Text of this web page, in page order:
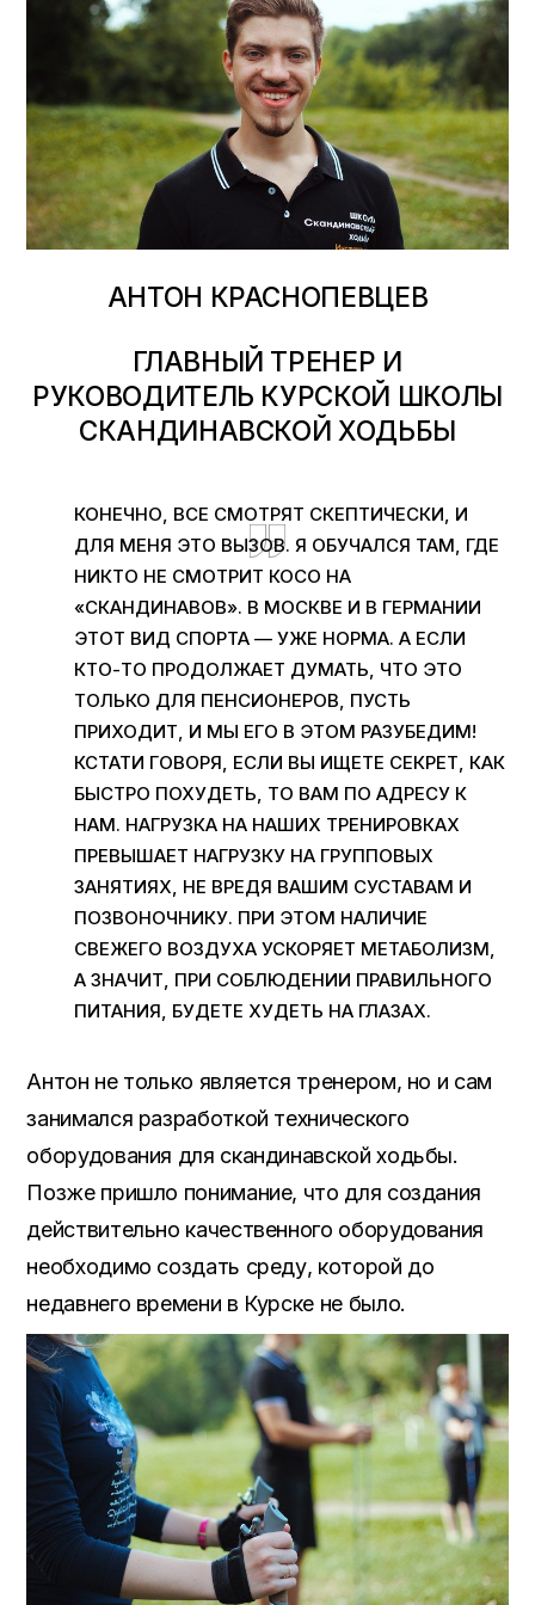
АНТОН КРАСНОПЕВЦЕВ
ГЛАВНЫЙ ТРЕНЕР И
РУКОВОДИТЕЛЬ КУРСКОЙ ШКОЛЫ
СКАНДИНАВСКОЙ ХОДЬБЫ
КОНЕЧНО, ВСЕ СМОТРЯТ СКЕПТИЧЕСКИ, И
ДЛЯ МЕНЯ ЭТО ВЫЗОВ. Я ОБУЧАЛСЯ ТАМ, ГДЕ
НИКТО НЕ СМОТРИТ КОСО НА
«СКАНДИНАВОВ». В МОСКВЕ И В ГЕРМАНИИ
ЭТОТ ВИД СПОРТА — УЖЕ НОРМА. А ЕСЛИ
КТО-ТО ПРОДОЛЖАЕТ ДУМАТЬ, ЧТО ЭТО
ТОЛЬКО ДЛЯ ПЕНСИОНЕРОВ, ПУСТЬ
ПРИХОДИТ, И МЫ ЕГО В ЭТОМ РАЗУБЕДИМ!
КСТАТИ ГОВОРЯ, ЕСЛИ ВЫ ИЩЕТЕ СЕКРЕТ, КАК
БЫСТРО ПОХУДЕТЬ, ТО ВАМ ПО АДРЕСУ К
НАМ. НАГРУЗКА НА НАШИХ ТРЕНИРОВКАХ
ПРЕВЫШАЕТ НАГРУЗКУ НА ГРУППОВЫХ
ЗАНЯТИЯХ, НЕ ВРЕДЯ ВАШИМ СУСТАВАМ И
ПОЗВОНОЧНИКУ. ПРИ ЭТОМ НАЛИЧИЕ
СВЕЖЕГО ВОЗДУХА УСКОРЯЕТ МЕТАБОЛИЗМ,
А ЗНАЧИТ, ПРИ СОБЛЮДЕНИИ ПРАВИЛЬНОГО
ПИТАНИЯ, БУДЕТЕ ХУДЕТЬ НА ГЛАЗАХ.
Антон не только является тренером, но и сам
занимался разработкой технического
оборудования для скандинавской ходьбы.
Позже пришло понимание, что для создания
действительно качественного оборудования
необходимо создать среду, которой до
недавнего времени в Курске не было.